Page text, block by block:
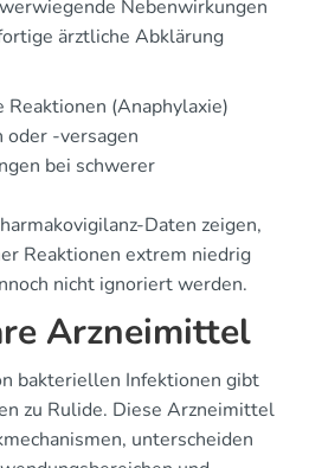
Nebenwirkungen
ärztliche Abklärung
Reaktionen (Anaphylaxie)
oder -versagen
bei schwerer
Daten zeigen,
Reaktionen extrem niedrig
nicht ignoriert werden.
Arzneimittel
bakteriellen Infektionen gibt
zu Rulide. Diese Arzneimittel
unterscheiden